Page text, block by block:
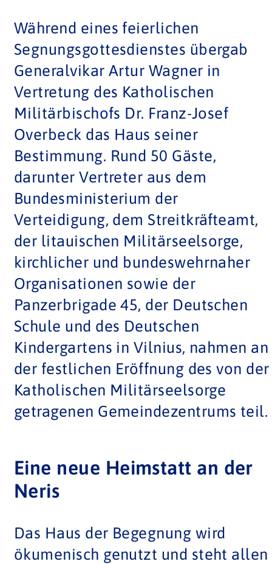
Während eines feierlichen
Segnungsgottesdienstes übergab
Generalvikar Artur Wagner in
Vertretung des Katholischen
Militärbischofs Dr. Franz-Josef
Overbeck das Haus seiner
Bestimmung. Rund 50 Gäste,
darunter Vertreter aus dem
Bundesministerium der
Verteidigung, dem Streitkräfteamt,
der litauischen Militärseelsorge,
kirchlicher und bundeswehrnaher
Organisationen sowie der
Panzerbrigade 45, der Deutschen
Schule und des Deutschen
Kindergartens in Vilnius, nahmen an
der festlichen Eröffnung des von der
Katholischen Militärseelsorge
getragenen Gemeindezentrums teil.
Eine neue Heimstatt an der
Neris
Das Haus der Begegnung wird
ökumenisch genutzt und steht allen